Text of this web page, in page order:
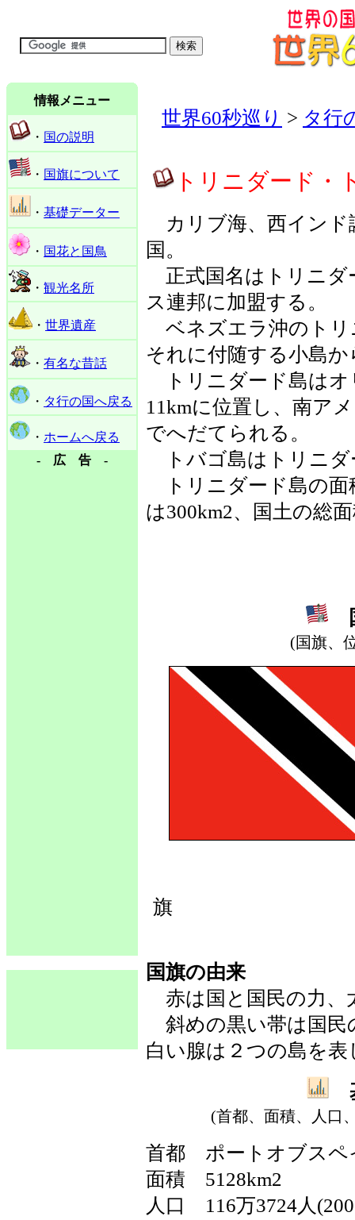
情報メニュー
・ 国の説明
・ 国旗について
・ 基礎データー
・ 国花と国鳥
・ 観光名所
・ 世界遺産
・ 有名な昔話
・ タ行の国へ戻る
・ ホームへ戻る
- 広 告 -
世界60秒巡り > タ行
トリニダード・
カリブ海、西インド
国。
正式国名はトリニダ
ス連邦に加盟する。
ベネズエラ沖のトリ
それに付随する小島か
トリニダード島はオ
11kmに位置し、南ア
でへだてられる。
トバゴ島はトリニダ
トリニダード島の面
は300km2、国土の総
(国旗、
国旗の由来
赤は国と国民の力、
斜めの黒い帯は国民
白い腺は２つの島を
(首都、面積、人口
首都 ポートオブスペ
面積 5128km2
人口
116万3724人